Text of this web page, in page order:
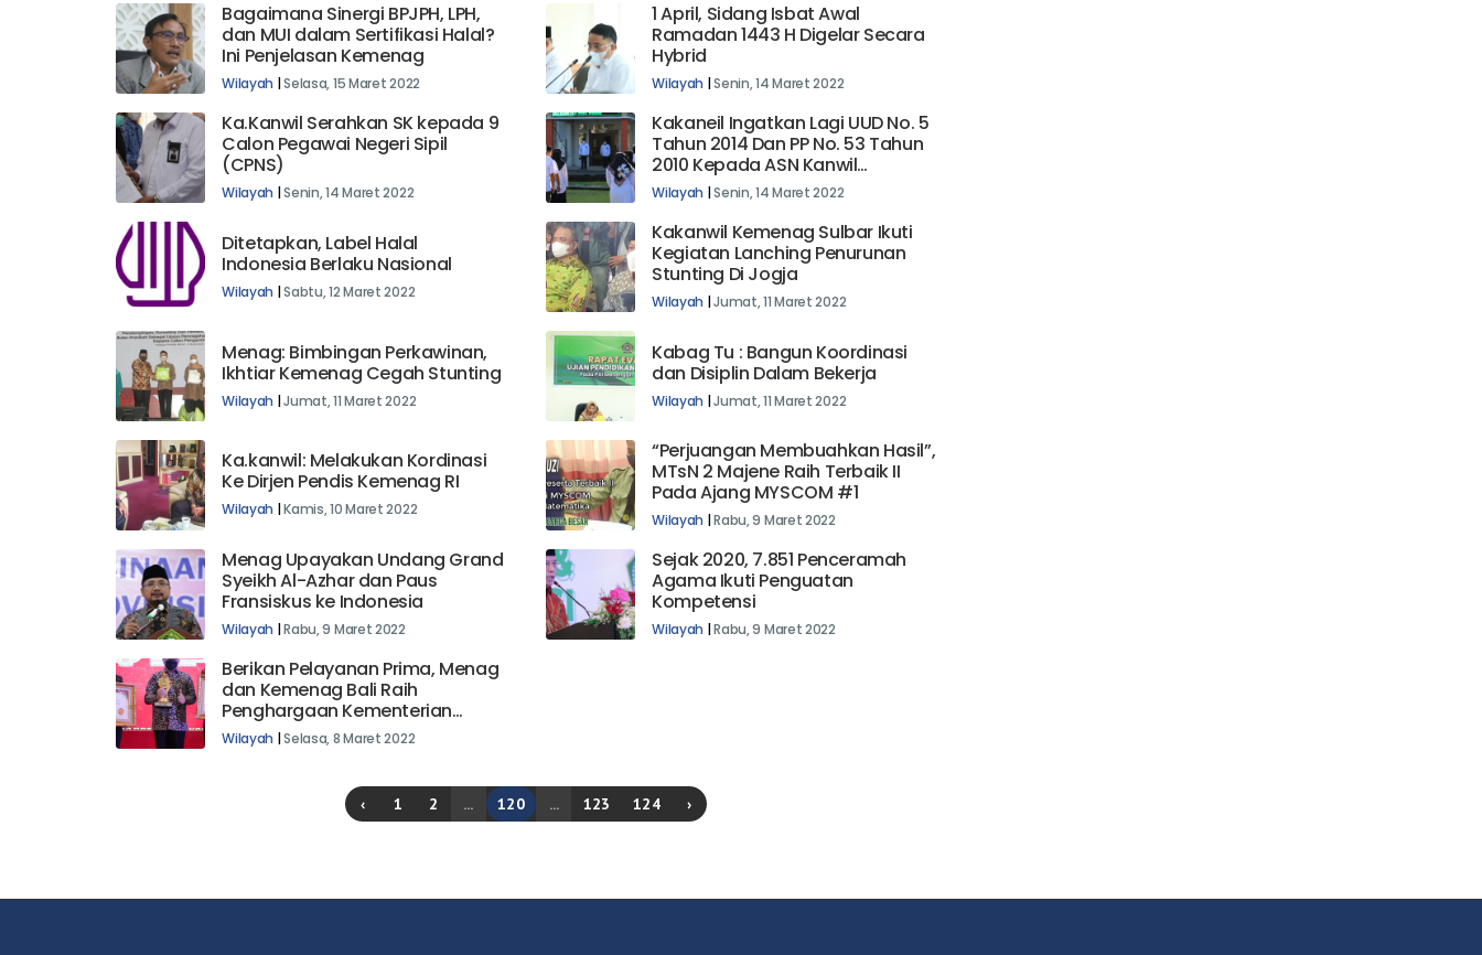
Bagaimana Sinergi BPJPH, LPH,
dan MUI dalam Sertifikasi Halal?
Ini Penjelasan Kemenag
Wilayah |Selasa, 15 Maret 2022
1 April, Sidang Isbat Awal
Ramadan 1443 H Digelar Secara
Hybrid
Wilayah |Senin, 14 Maret 2022
Ka.Kanwil Serahkan SK kepada 9
Calon Pegawai Negeri Sipil
(CPNS)
Wilayah |Senin, 14 Maret 2022
Kakaneil Ingatkan Lagi UUD No. 5
Tahun 2014 Dan PP No. 53 Tahun
2010 Kepada ASN Kanwil
Kemenag Sulbar
Wilayah |Senin, 14 Maret 2022
Ditetapkan, Label Halal
Indonesia Berlaku Nasional
Wilayah |Sabtu, 12 Maret 2022
Kakanwil Kemenag Sulbar Ikuti
Kegiatan Lanching Penurunan
Stunting Di Jogja
Wilayah |Jumat, 11 Maret 2022
Menag: Bimbingan Perkawinan,
Ikhtiar Kemenag Cegah Stunting
Wilayah |Jumat, 11 Maret 2022
Kabag Tu : Bangun Koordinasi
dan Disiplin Dalam Bekerja
Wilayah |Jumat, 11 Maret 2022
Ka.kanwil: Melakukan Kordinasi
Ke Dirjen Pendis Kemenag RI
Wilayah |Kamis, 10 Maret 2022
“Perjuangan Membuahkan Hasil”,
MTsN 2 Majene Raih Terbaik II
Pada Ajang MYSCOM #1
Wilayah |Rabu, 9 Maret 2022
Menag Upayakan Undang Grand
Syeikh Al-Azhar dan Paus
Fransiskus ke Indonesia
Wilayah |Rabu, 9 Maret 2022
Sejak 2020, 7.851 Penceramah
Agama Ikuti Penguatan
Kompetensi
Wilayah |Rabu, 9 Maret 2022
Berikan Pelayanan Prima, Menag
dan Kemenag Bali Raih
Penghargaan Kementerian
PANRB
Wilayah |Selasa, 8 Maret 2022
‹ 1 2 ... 120 ... 123 124 ›